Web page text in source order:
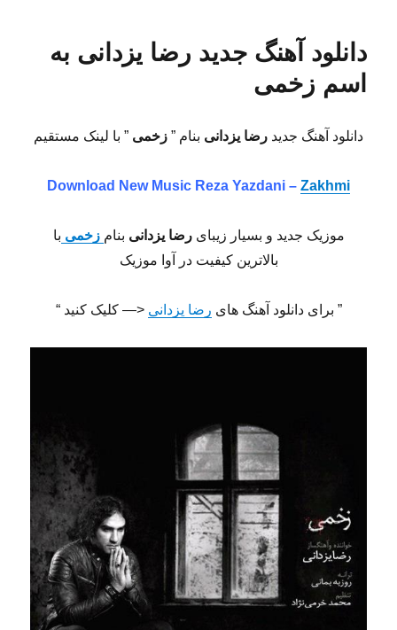
دانلود آهنگ جدید رضا یزدانی به
اسم زخمی
دانلود آهنگ جدید رضا یزدانی بنام ” زخمی ” با لینک مستقیم
Download New Music Reza Yazdani – Zakhmi
موزیک جدید و بسیار زیبایرضا یزدانی بنام زخمی با
بالاترین کیفیت در آوا موزیک
” برای دانلود آهنگ های رضا یزدانی <— کلیک کنید “